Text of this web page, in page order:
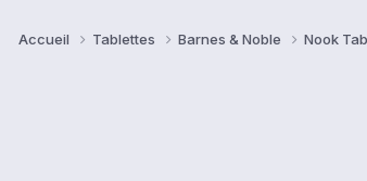
Accueil Tablettes Barnes & Noble Nook